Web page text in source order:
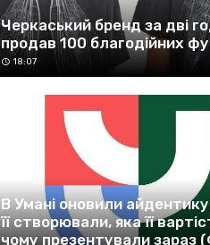
Черкаський бренд за дві
продав 100 благодійних
18:07
В Умані оновили
її створювали, яка її
чому презентували зараз